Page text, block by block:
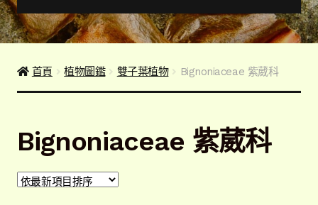
首頁
產品價格表
下載詢價單
植物圖鑑/標示牌/附件型錄
首頁 植物圖鑑 雙子葉植物 Bignoniaceae 紫葳科
Bignoniaceae 紫葳科